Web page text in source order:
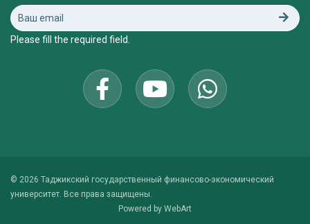
Please fill the required field.
© 2026 Таджикский государственный финансово-экономический
университет. Все права защищены.
Powered by WebArt